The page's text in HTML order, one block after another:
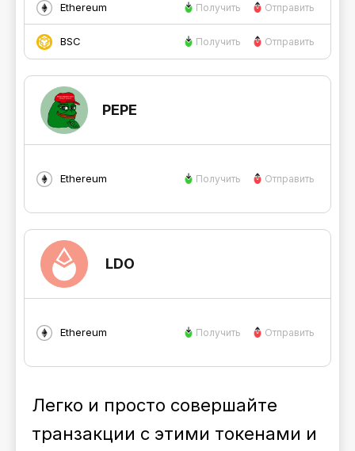
Ethereum Получить Отправить
BSC Получить Отправить
PEPE
Ethereum Получить Отправить
LDO
Ethereum Получить Отправить
Легко и просто совершайте
транзакции с этими токенами и